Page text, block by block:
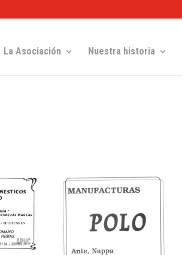
La Asociación Nuestra historia